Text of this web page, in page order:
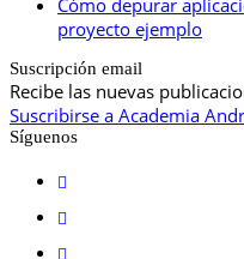
Cómo depurar
proyecto ejemplo
Suscripción email
Recibe las nuevas
Suscribirse a Academia
Síguenos